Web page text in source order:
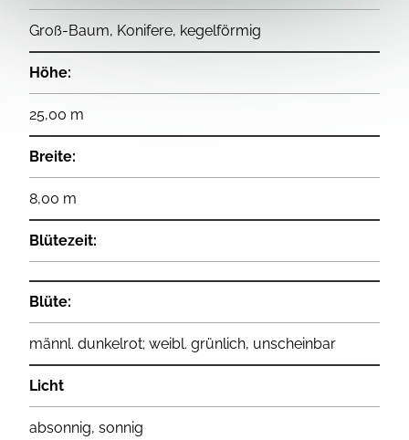
Groß-Baum, Konifere, kegelförmig
Höhe:
25,00 m
Breite:
8,00 m
Blütezeit:
Blüte:
männl. dunkelrot; weibl. grünlich, unscheinbar
Licht
absonnig, sonnig